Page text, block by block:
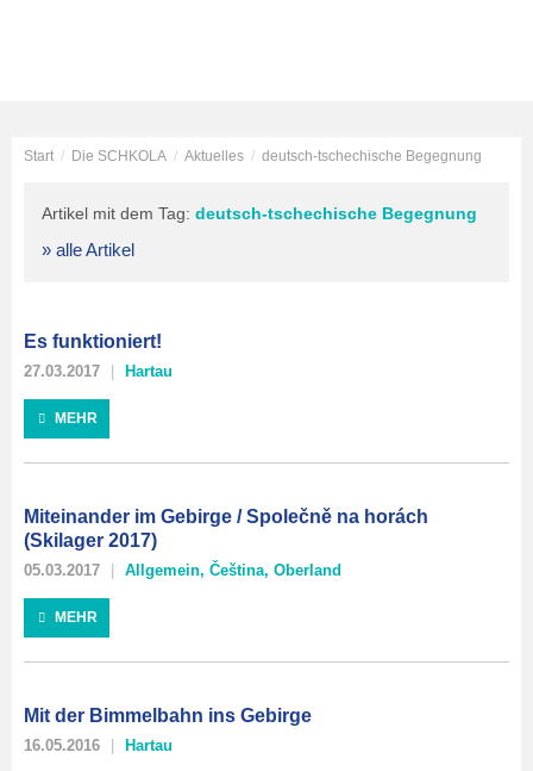
Start / Die SCHKOLA / Aktuelles / deutsch-tschechische Begegnung
Artikel mit dem Tag: deutsch-tschechische Begegnung
» alle Artikel
Es funktioniert!
27.03.2017 Hartau
MEHR
Miteinander im Gebirge / Společně na horách
(Skilager 2017)
05.03.2017 Allgemein, Čeština, Oberland
MEHR
Mit der Bimmelbahn ins Gebirge
16.05.2016 Hartau